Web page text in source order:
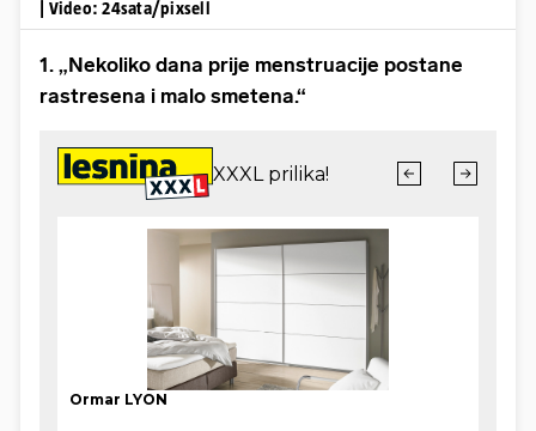
| Video: 24sata/pixsell
1. „Nekoliko dana prije menstruacije postane
rastresena i malo smetena.“